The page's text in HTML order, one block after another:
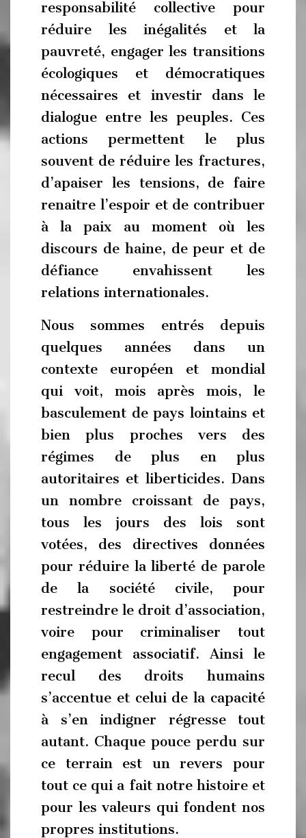
responsabilité collective pour
réduire les inégalités et la
pauvreté, engager les transitions
écologiques et démocratiques
nécessaires et investir dans le
dialogue entre les peuples. Ces
actions permettent le plus
souvent de réduire les fractures,
d’apaiser les tensions, de faire
renaitre l’espoir et de contribuer
à la paix au moment où les
discours de haine, de peur et de
défiance envahissent les
relations internationales.
Nous sommes entrés depuis
quelques années dans un
contexte européen et mondial
qui voit, mois après mois, le
basculement de pays lointains et
bien plus proches vers des
régimes de plus en plus
autoritaires et liberticides. Dans
un nombre croissant de pays,
tous les jours des lois sont
votées, des directives données
pour réduire la liberté de parole
de la société civile, pour
restreindre le droit d’association,
voire pour criminaliser tout
engagement associatif. Ainsi le
recul des droits humains
s’accentue et celui de la capacité
à s’en indigner régresse tout
autant. Chaque pouce perdu sur
ce terrain est un revers pour
tout ce qui a fait notre histoire et
pour les valeurs qui fondent nos
propres institutions.